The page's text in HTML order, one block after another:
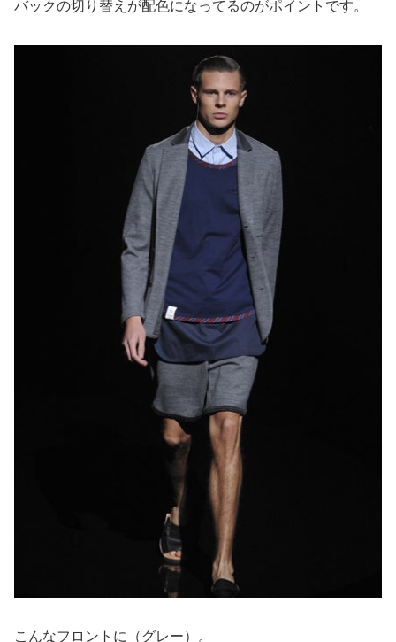
バックの切り替えが配色になってるのがポイントです。
こんなフロントに（グレー）。